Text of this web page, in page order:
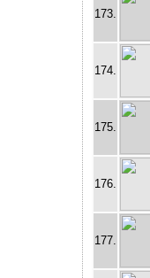
173.
174.
175.
176.
177.